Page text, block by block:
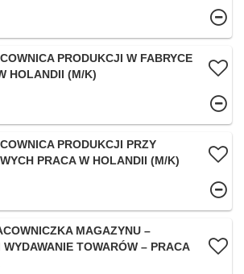
PRODUKCJI W FABRYCE
HOLANDII (M/K)
PRODUKCJI PRZY
PRACA W HOLANDII (M/K)
MAGAZYNU –
TOWARÓW – PRACA